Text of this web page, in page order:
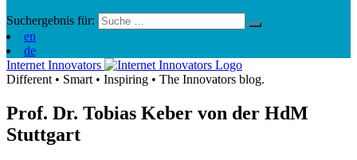
Suchergebnis für:
en
de
Internet Innovators
Different • Smart • Inspiring • The Innovators blog.
Prof. Dr. Tobias Keber von der HdM
Stuttgart